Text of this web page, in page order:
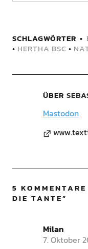
SCHLAGWÖRTER
• HERTHA BSC •
ÜBER
Mastodon
5
DIE TANTE”
Milan
7. Oktober